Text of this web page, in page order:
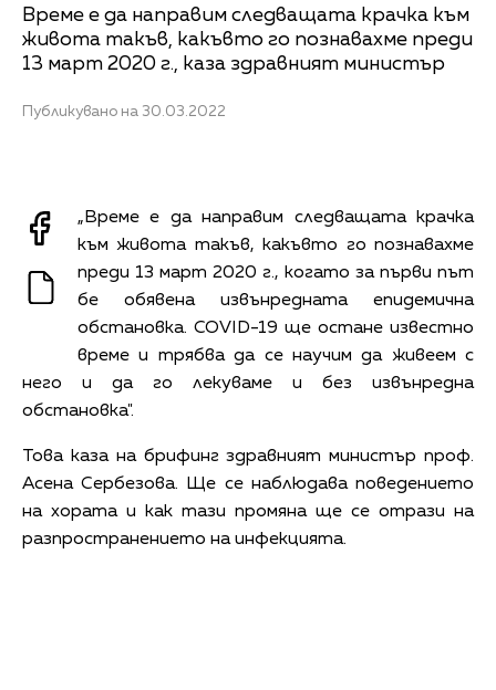
Време е да направим следващата крачка към
живота такъв, какъвто го познавахме преди
13 март 2020 г., каза здравният министър
Публикувано на 30.03.2022
„Време е да направим следващата крачка
към живота такъв, какъвто го познавахме
преди 13 март 2020 г., когато за първи път
бе обявена извънредната епидемична
обстановка. COVID-19 ще остане известно
време и трябва да се научим да живеем с
него и да го лекуваме и без извънредна
обстановка".
Това каза на брифинг здравният министър проф.
Асена Сербезова. Ще се наблюдава поведението
на хората и как тази промяна ще се отрази на
разпространението на инфекцията.